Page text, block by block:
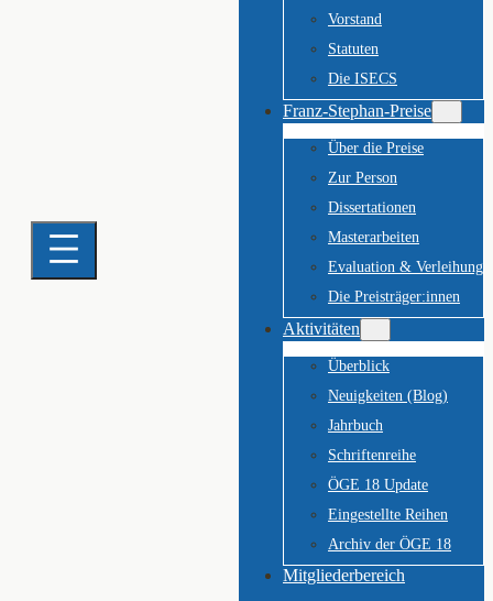
Vorstand
Statuten
Die ISECS
Franz-Stephan-Preise
Über die Preise
Zur Person
Dissertationen
Masterarbeiten
Evaluation & Verleihung
Die Preisträger:innen
Aktivitäten
Überblick
Neuigkeiten (Blog)
Jahrbuch
Schriftenreihe
ÖGE 18 Update
Eingestellte Reihen
Archiv der ÖGE 18
Mitgliederbereich